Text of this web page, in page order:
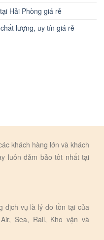
Hải Phòng giá rẻ
lượng, uy tín giá rẻ
khách hàng lớn và khách
luôn đảm bảo tôt nhất tại
dịch vụ là lý do tồn tại của
Sea, Rail, Kho vận và